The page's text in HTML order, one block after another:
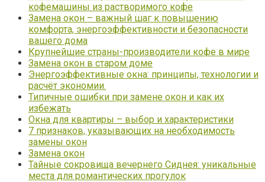
кофемашины из растворимого кофе
Замена окон – важный шаг к повышению
комфорта, энергоэффективности и безопасности
вашего дома
Крупнейшие страны-производители кофе в мире
Замена окон в старом доме
Энергоэффективные окна: принципы, технологии и
расчёт экономии.
Типичные ошибки при замене окон и как их
избежать
Окна для квартиры – выбор и характеристики
7 признаков, указывающих на необходимость
замены окон
Замена окон
Тайные сокровища вечернего Сиднея: уникальные
места для романтических прогулок